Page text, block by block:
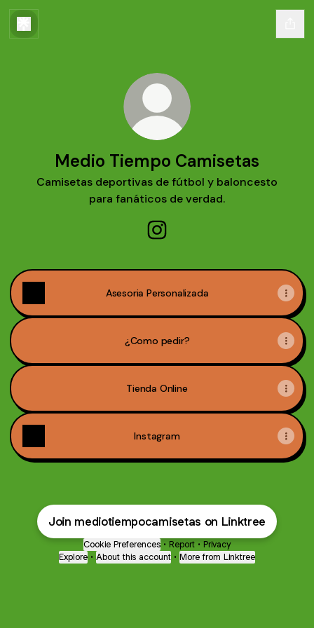
Medio Tiempo Camisetas
Camisetas deportivas de fútbol y baloncesto
para fanáticos de verdad.
Asesoria Personalizada
¿Como pedir?
Tienda Online
Instagram
Join mediotiempocamisetas on Linktree
Cookie Preferences • Report • Privacy
Explore • About this account • More from Linktree